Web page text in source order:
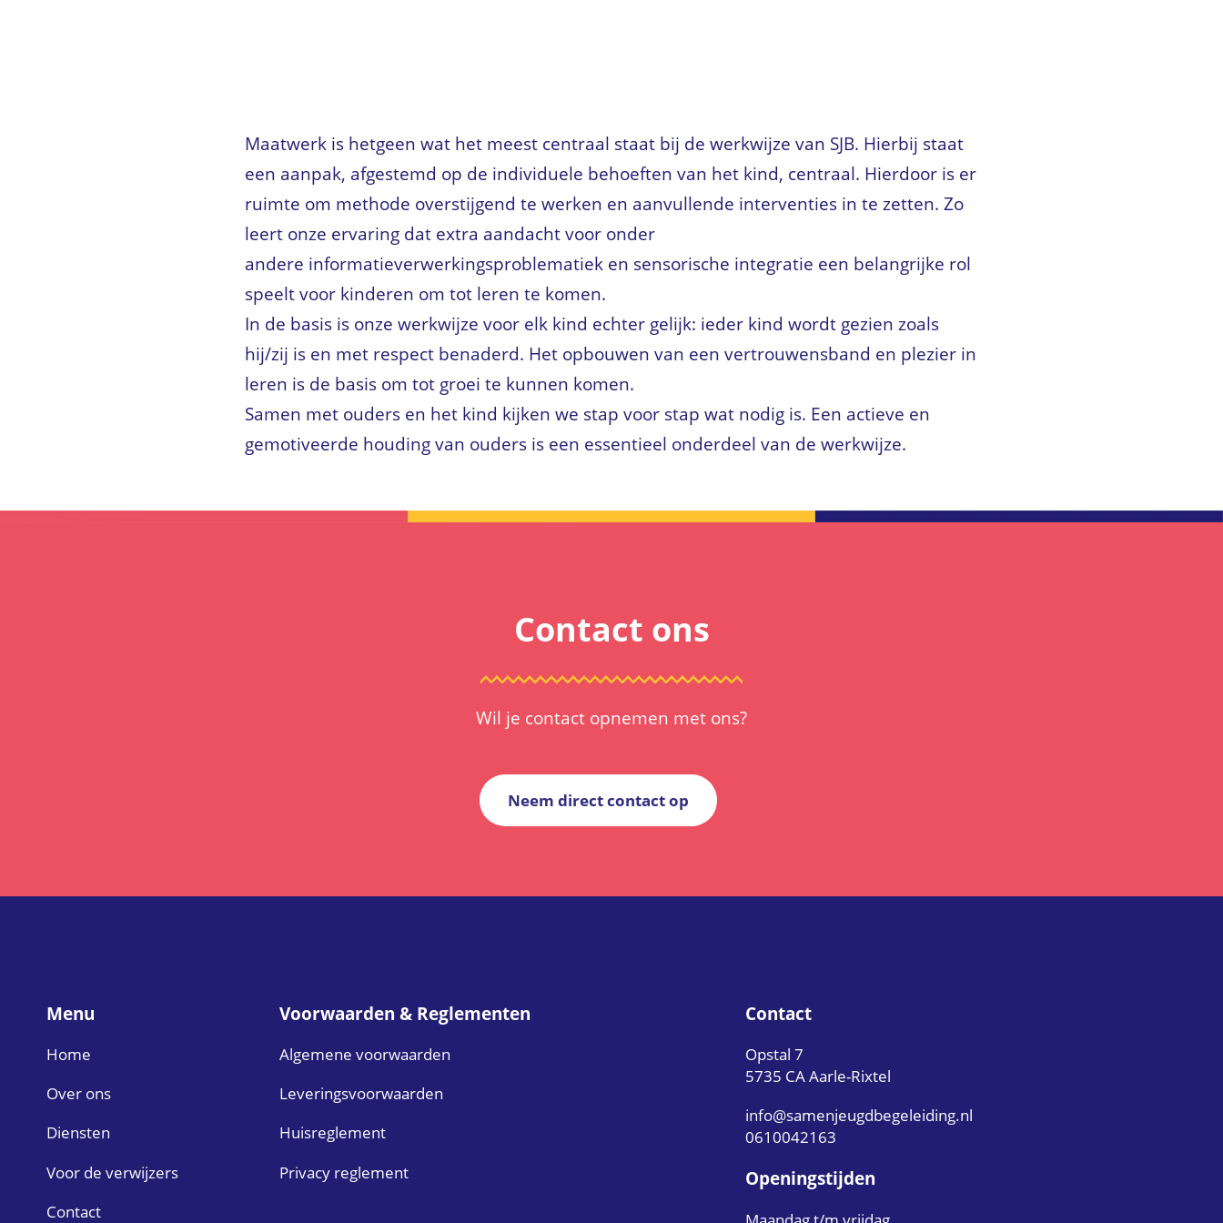
Maatwerk is hetgeen wat het meest centraal staat bij de werkwijze van SJB. Hierbij staat
een aanpak, afgestemd op de individuele behoeften van het kind, centraal. Hierdoor is er
ruimte om methode overstijgend te werken en aanvullende interventies in te zetten. Zo
leert onze ervaring dat extra aandacht voor onder
andere informatieverwerkingsproblematiek en sensorische integratie een belangrijke rol
speelt voor kinderen om tot leren te komen.
In de basis is onze werkwijze voor elk kind echter gelijk: ieder kind wordt gezien zoals
hij/zij is en met respect benaderd. Het opbouwen van een vertrouwensband en plezier in
leren is de basis om tot groei te kunnen komen.
Samen met ouders en het kind kijken we stap voor stap wat nodig is. Een actieve en
gemotiveerde houding van ouders is een essentieel onderdeel van de werkwijze.
Contact ons
Wil je contact opnemen met ons?
Neem direct contact op
Menu
Home
Over ons
Diensten
Voor de verwijzers
Contact
Voorwaarden & Reglementen
Algemene voorwaarden
Leveringsvoorwaarden
Huisreglement
Privacy reglement
Contact
Opstal 7
5735 CA Aarle-Rixtel
info@samenjeugdbegeleiding.nl
0610042163
Openingstijden